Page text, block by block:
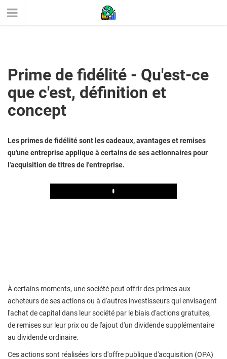
Prime de fidélité - Qu'est-ce
que c'est, définition et
concept
Les primes de fidélité sont les cadeaux, avantages et remises
qu'une entreprise applique à certains de ses actionnaires pour
l'acquisition de titres de l'entreprise.
Play
À certains moments, une société peut offrir des primes aux
acheteurs de ses actions ou à d'autres investisseurs qui envisagent
l'achat de capital dans leur société par le biais d'actions gratuites,
de remises sur leur prix ou de l'ajout d'un dividende supplémentaire
au dividende ordinaire.
Ces actions sont réalisées lors d'offre publique d'acquisition (OPA)